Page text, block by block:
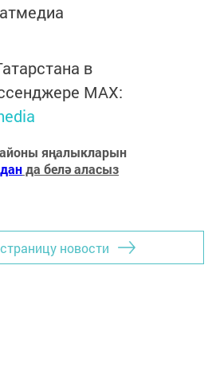
в
MАХ:
яңалыкларын
да белә аласыз
новости